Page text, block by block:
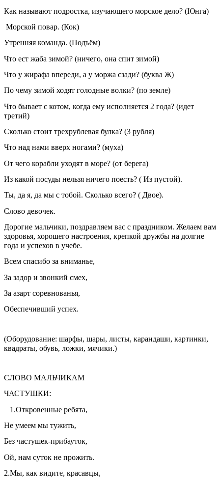
Как называют подростка, изучающего морское дело? (Юнга)
Морской повар. (Кок)
Утренняя команда. (Подъём)
Что ест жаба зимой? (ничего, она спит зимой)
Что у жирафа впереди, а у моржа сзади? (буква Ж)
По чему зимой ходят голодные волки? (по земле)
Что бывает с котом, когда ему исполняется 2 года? (идет
третий)
Сколько стоит трехрублевая булка? (3 рубля)
Что над нами вверх ногами? (муха)
От чего корабли уходят в море? (от берега)
Из какой посуды нельзя ничего поесть? ( Из пустой).
Ты, да я, да мы с тобой. Сколько всего? ( Двое).
Слово девочек.
Дорогие мальчики, поздравляем вас с праздником. Желаем вам
здоровья, хорошего настроения, крепкой дружбы на долгие
года и успехов в учебе.
Всем спасибо за вниманье,
За задор и звонкий смех,
За азарт соревнованья,
Обеспечивший успех.
(Оборудование: шарфы, шары, листы, карандаши, картинки,
квадраты, обувь, ложки, мячики.)
СЛОВО МАЛЬЧИКАМ
ЧАСТУШКИ:
1.Откровенные ребята,
Не умеем мы тужить,
Без частушек-прибауток,
Ой, нам суток не прожить.
2.Мы, как видите, красавцы,